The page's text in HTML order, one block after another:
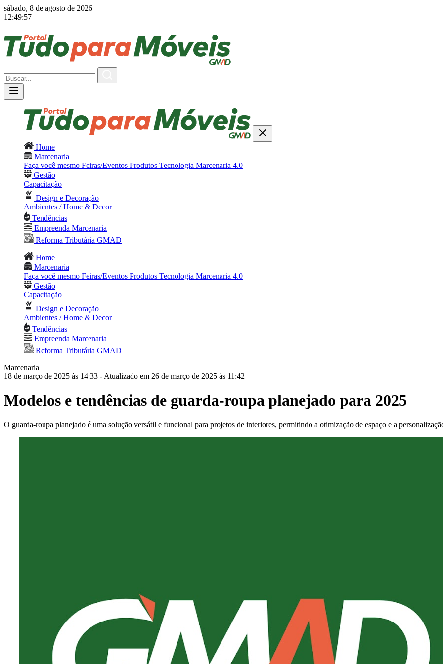
sábado, 8 de agosto de 2026
12:49:58
Home
Marcenaria
Faça você mesmo Feiras/Eventos Produtos Tecnologia Marcenaria 4.0
Gestão
Capacitação
Design e Decoração
Ambientes / Home & Decor
Tendências
Empreenda Marcenaria
Reforma Tributária GMAD
Home
Marcenaria
Faça você mesmo Feiras/Eventos Produtos Tecnologia Marcenaria 4.0
Gestão
Capacitação
Design e Decoração
Ambientes / Home & Decor
Tendências
Empreenda Marcenaria
Reforma Tributária GMAD
Marcenaria
18 de março de 2025 às 14:33 - Atualizado em 26 de março de 2025 às 11:42
Modelos e tendências de guarda-roupa planejado para 2025
O guarda-roupa planejado é uma solução versátil e funcional para projetos de interiores, permitindo a otimização de espaço e a